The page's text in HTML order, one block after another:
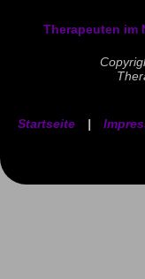
Therapeuten im
Startseite |